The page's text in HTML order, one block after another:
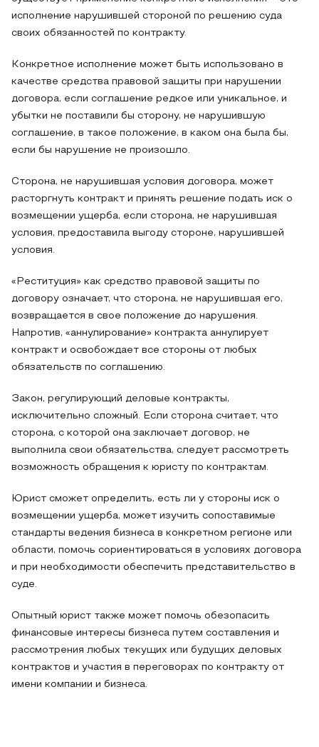
исполнение нарушившей стороной по решению суда
своих обязанностей по контракту.
Конкретное исполнение может быть использовано в
качестве средства правовой защиты при нарушении
договора, если соглашение редкое или уникальное, и
убытки не поставили бы сторону, не нарушившую
соглашение, в такое положение, в каком она была бы,
если бы нарушение не произошло.
Сторона, не нарушившая условия договора, может
расторгнуть контракт и принять решение подать иск о
возмещении ущерба, если сторона, не нарушившая
условия, предоставила выгоду стороне, нарушившей
условия.
«Реституция» как средство правовой защиты по
договору означает, что сторона, не нарушившая его,
возвращается в свое положение до нарушения.
Напротив, «аннулирование» контракта аннулирует
контракт и освобождает все стороны от любых
обязательств по соглашению.
Закон, регулирующий деловые контракты,
исключительно сложный. Если сторона считает, что
сторона, с которой она заключает договор, не
выполнила свои обязательства, следует рассмотреть
возможность обращения к юристу по контрактам.
Юрист сможет определить, есть ли у стороны иск о
возмещении ущерба, может изучить сопоставимые
стандарты ведения бизнеса в конкретном регионе или
области, помочь сориентироваться в условиях договора
и при необходимости обеспечить представительство в
суде.
Опытный юрист также может помочь обезопасить
финансовые интересы бизнеса путем составления и
рассмотрения любых текущих или будущих деловых
контрактов и участия в переговорах по контракту от
имени компании и бизнеса.